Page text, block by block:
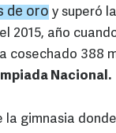
de oro y superó
2015, año
cosechado 388
Nacional.
la gimnasia donde